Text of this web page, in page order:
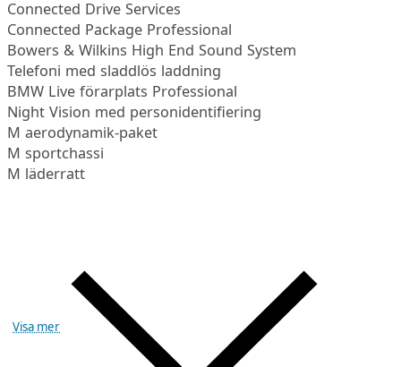
Connected Drive Services
Connected Package Professional
Bowers & Wilkins High End Sound System
Telefoni med sladdlös laddning
BMW Live förarplats Professional
Night Vision med personidentifiering
M aerodynamik-paket
M sportchassi
M läderratt
Visa mer